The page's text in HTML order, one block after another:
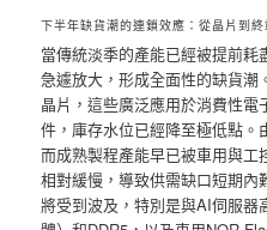
下半年缺貨潮的連鎖效應：從晶片到
當傳統淡季的產能已經被提前
急遽放大，形成全面性的缺貨
晶片，這些廣泛應用於消費性
件，庫存水位已經降至極低點。
而成熟製程產能早已被車用與工
相對緩慢，導致供需缺口短期
將受到波及，特別是與AI伺服器